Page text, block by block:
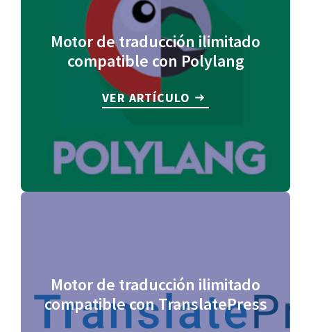
Motor de traducción ilimitado
compatible con Polylang
VER ARTÍCULO
Motor de traducción ilimitado
compatible con TranslatePress